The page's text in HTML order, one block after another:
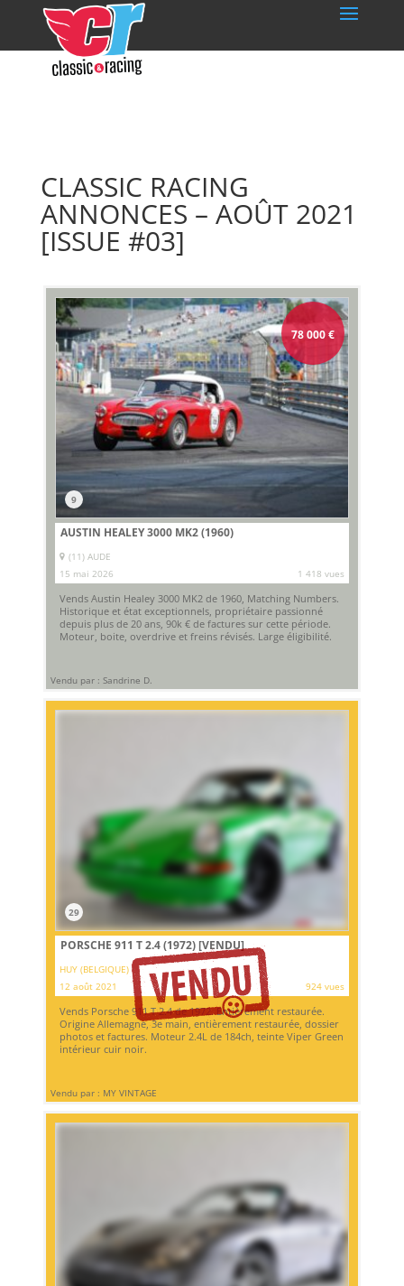
CLASSIC RACING
ANNONCES – AOÛT 2021
[ISSUE #03]
78 000€
9
AUSTIN HEALEY 3000 MK2 (1960)
(11) AUDE
15 mai 2026
1 418 vues
Vends Austin Healey 3000 MK2 de 1960, Matching Numbers.
Historique et état exceptionnels, propriétaire passionné
depuis plus de 20 ans, 90k € de factures sur cette période.
Moteur, boite, overdrive et freins révisés. Large éligibilité.
Vendu par : Sandrine D.
29
PORSCHE 911 T 2.4 (1972)[VENDU]
HUY (BELGIQUE)
12 août 2021
924 vues
Vends Porsche 911 T 2.4 de 1972. Entièrement restaurée.
Origine Allemagne, 3e main, entièrement restaurée, dossier
photos et factures. Moteur 2.4L de 184ch, teinte Viper Green
intérieur cuir noir.
Vendu par : MY VINTAGE